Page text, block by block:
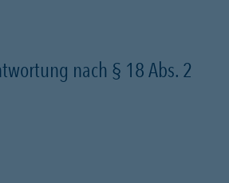
nach § 18 Abs. 2